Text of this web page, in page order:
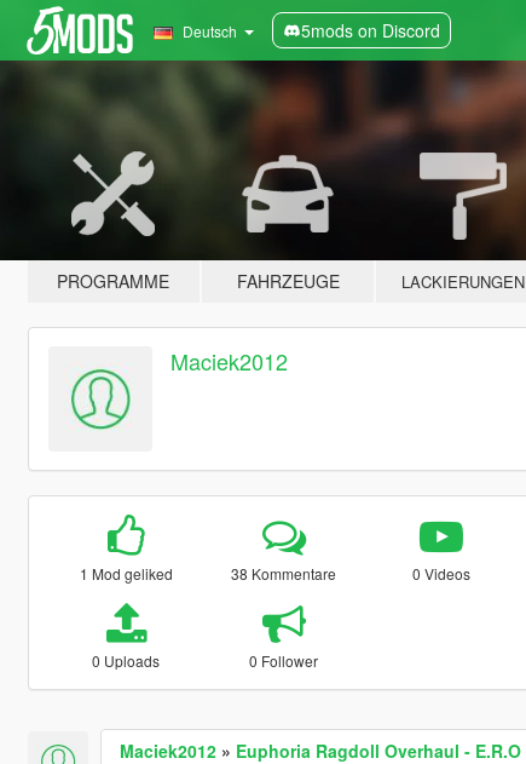
Deutsch 5mods on Discord
PROGRAMME FAHRZEUGE LACKIERUNGEN
Maciek2012
1 Mod geliked 38 Kommentare 0 Videos
0 Uploads 0 Follower
Maciek2012» Euphoria Ragdoll Overhaul - E.R.O